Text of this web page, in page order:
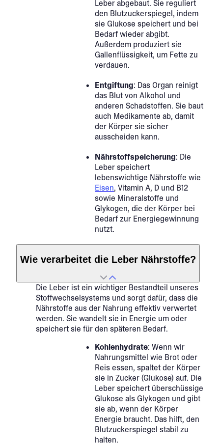
Leber abgebaut. Sie reguliert
den Blutzuckerspiegel, indem
sie Glukose speichert und bei
Bedarf wieder abgibt.
Außerdem produziert sie
Gallenflüssigkeit, um Fette zu
verdauen.
Entgiftung: Das Organ reinigt
das Blut von Alkohol und
anderen Schadstoffen. Sie baut
auch Medikamente ab, damit
der Körper sie sicher
ausscheiden kann.
Nährstoffspeicherung: Die
Leber speichert
lebenswichtige Nährstoffe wie
Eisen, Vitamin A, D und B12
sowie Mineralstoffe und
Glykogen, die der Körper bei
Bedarf zur Energiegewinnung
nutzt.
Wie verarbeitet die Leber Nährstoffe?
Die Leber ist ein wichtiger Bestandteil unseres
Stoffwechselsystems und sorgt dafür, dass die
Nährstoffe aus der Nahrung effektiv verwertet
werden. Sie wandelt sie in Energie um oder
speichert sie für den späteren Bedarf.
Kohlenhydrate: Wenn wir
Nahrungsmittel wie Brot oder
Reis essen, spaltet der Körper
sie in Zucker (Glukose) auf. Die
Leber speichert überschüssige
Glukose als Glykogen und gibt
sie ab, wenn der Körper
Energie braucht. Das hilft, den
Blutzuckerspiegel stabil zu
halten.